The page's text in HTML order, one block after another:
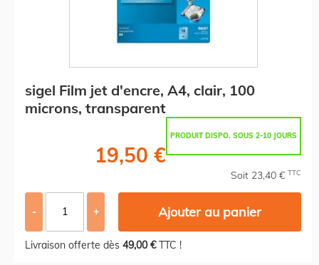
sigel Film jet d'encre, A4, clair, 100
microns, transparent
PRODUIT DISPO. SOUS 2-10 JOURS
19,50 €
Soit 23,40 € TTC
- + Ajouter au panier
Livraison offerte dès 49,00 €TTC !